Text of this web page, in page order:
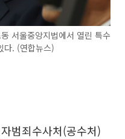
서울중앙지법에서 열린 특수
다. (연합뉴스)
범죄수사처(공수처)